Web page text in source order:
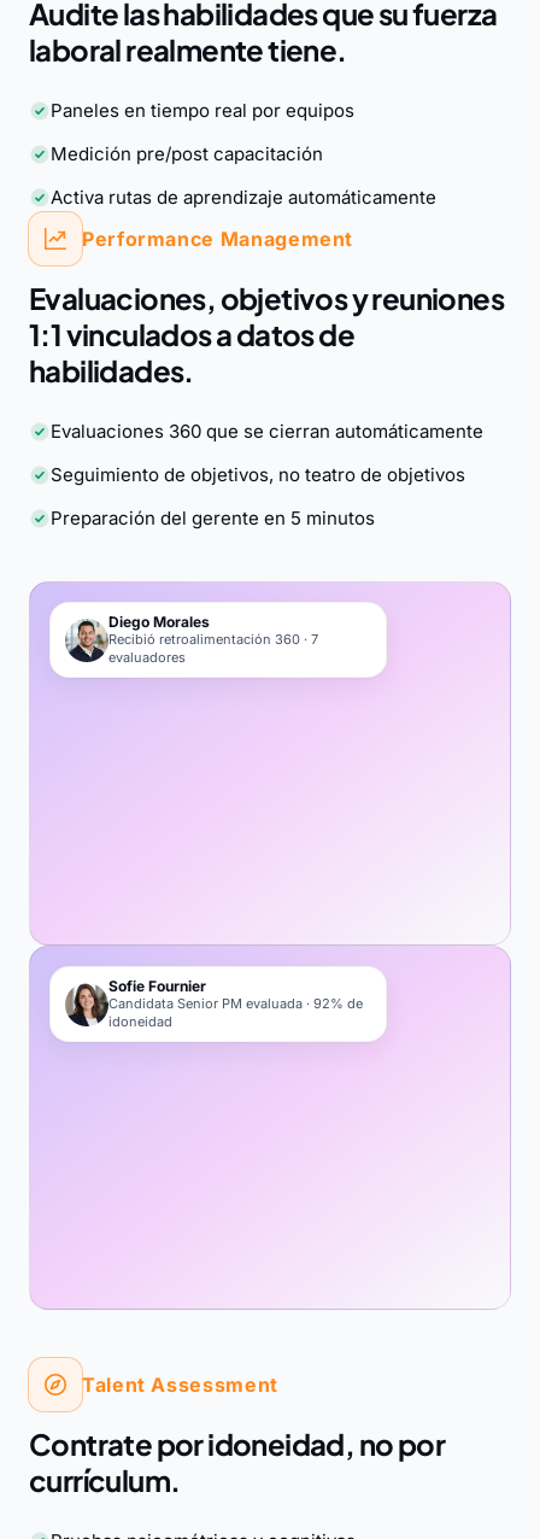
Audite las habilidades que su fuerza
laboral realmente tiene.
Paneles en tiempo real por equipos
Medición pre/post capacitación
Activa rutas de aprendizaje automáticamente
Performance Management
Evaluaciones, objetivos y reuniones
1:1 vinculados a datos de
habilidades.
Evaluaciones 360 que se cierran automáticamente
Seguimiento de objetivos, no teatro de objetivos
Preparación del gerente en 5 minutos
Diego Morales
Recibió retroalimentación 360 · 7
evaluadores
Sofie Fournier
Candidata Senior PM evaluada · 92% de
idoneidad
Talent Assessment
Contrate por idoneidad, no por
currículum.